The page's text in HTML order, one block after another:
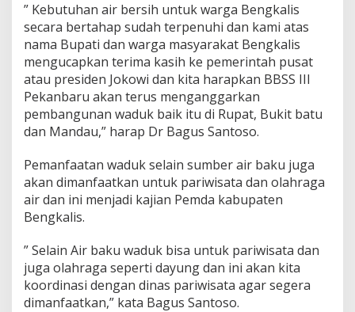
” Kebutuhan air bersih untuk warga Bengkalis
secara bertahap sudah terpenuhi dan kami atas
nama Bupati dan warga masyarakat Bengkalis
mengucapkan terima kasih ke pemerintah pusat
atau presiden Jokowi dan kita harapkan BBSS III
Pekanbaru akan terus menganggarkan
pembangunan waduk baik itu di Rupat, Bukit batu
dan Mandau,” harap Dr Bagus Santoso.
Pemanfaatan waduk selain sumber air baku juga
akan dimanfaatkan untuk pariwisata dan olahraga
air dan ini menjadi kajian Pemda kabupaten
Bengkalis.
” Selain Air baku waduk bisa untuk pariwisata dan
juga olahraga seperti dayung dan ini akan kita
koordinasi dengan dinas pariwisata agar segera
dimanfaatkan,” kata Bagus Santoso.